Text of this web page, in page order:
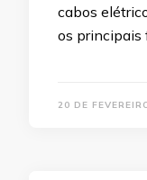
cabos
os principais
20 DE